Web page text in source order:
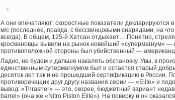
А они впечатляют: скоростные показатели декларируются
м/с (последнее, правда, с бессвинцовыми снарядами, на
всегда). В общем, 125-й Хатсан отдыхает… Понятно,
кросмановцы вывели на рынок новейший «супермагнум» —
противоположной стороны был убийственный —
Ладно, не будем и дальше накалять обстановку. Увы, в
единственным супермагнумом был и остается старый
десяток лет так и не прошедший сертификацию в России.
противоречащих друг другу названия серии — «Elite» и
вывод: «Thrasher» — это, скорее, бюджетный вариант
barrel» (она же «Nitro Piston Elite»). На поверку и он